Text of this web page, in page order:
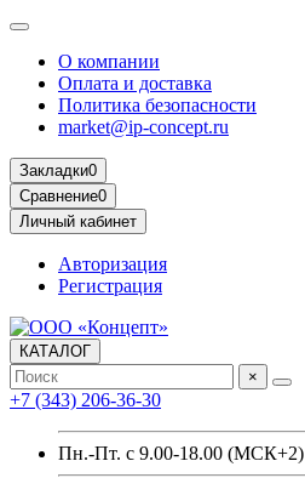
О компании
Оплата и доставка
Политика безопасности
market@ip-concept.ru
Закладки0
Сравнение0
Личный кабинет
Авторизация
Регистрация
КАТАЛОГ
×
+7 (343) 206-36-30
Пн.-Пт. с 9.00-18.00 (МСК+2)